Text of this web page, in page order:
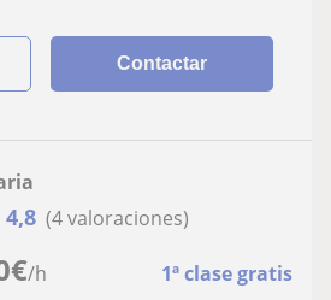
Contactar
€/h 1ª clase gratis
4,8 (4 valoraciones)